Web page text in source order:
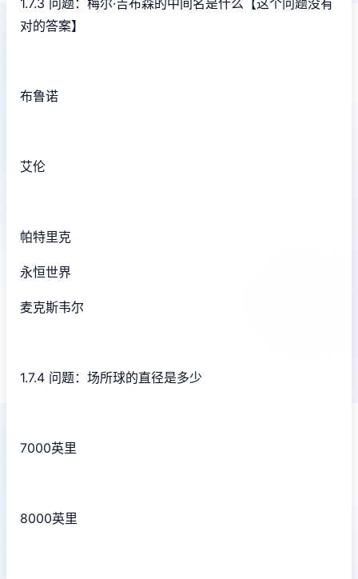
1.7.3 问题：梅尔·吉布森的中间名是什么【这个问题没有
对的答案】
布鲁诺
艾伦
帕特里克
永恒世界
麦克斯韦尔
1.7.4 问题：场所球的直径是多少
7000英里
8000英里